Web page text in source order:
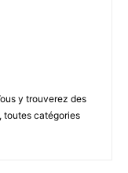
y trouverez des
toutes catégories